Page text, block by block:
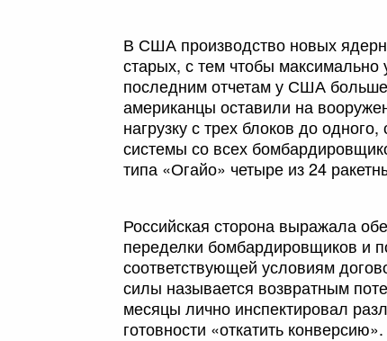
В США производство новых
старых, с тем чтобы
последним отчетам у США
американцы оставили на
нагрузку с трех блоков до
системы со всех
типа «Огайо» четыре из 24
Российская сторона выражала
переделки бомбардировщиков и
соответствующей условиям
силы называется возвратным
месяцы лично инспектировал
готовности «откатить конверсию».